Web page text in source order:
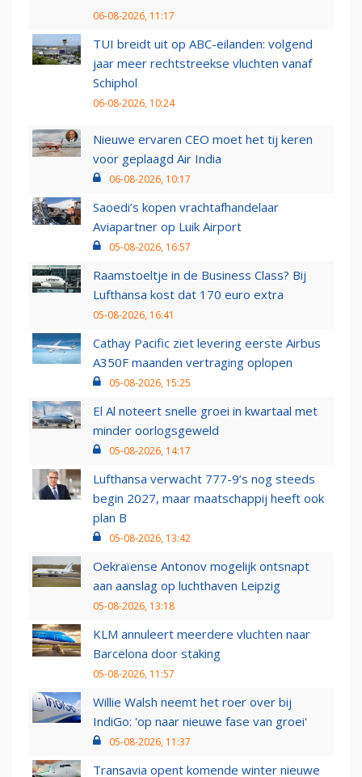
06-08-2026, 11:17
TUI breidt uit op ABC-eilanden: volgend
jaar meer rechtstreekse vluchten vanaf
Schiphol
06-08-2026, 10:24
Nieuwe ervaren CEO moet het tij keren
voor geplaagd Air India
06-08-2026, 10:17
Saoedi’s kopen vrachtafhandelaar
Aviapartner op Luik Airport
05-08-2026, 16:57
Raamstoeltje in de Business Class? Bij
Lufthansa kost dat 170 euro extra
05-08-2026, 16:41
Cathay Pacific ziet levering eerste Airbus
A350F maanden vertraging oplopen
05-08-2026, 15:25
El Al noteert snelle groei in kwartaal met
minder oorlogsgeweld
05-08-2026, 14:17
Lufthansa verwacht 777-9’s nog steeds
begin 2027, maar maatschappij heeft ook
plan B
05-08-2026, 13:42
Oekraïense Antonov mogelijk ontsnapt
aan aanslag op luchthaven Leipzig
05-08-2026, 13:18
KLM annuleert meerdere vluchten naar
Barcelona door staking
05-08-2026, 11:57
Willie Walsh neemt het roer over bij
IndiGo: 'op naar nieuwe fase van groei'
05-08-2026, 11:37
Transavia opent komende winter nieuwe